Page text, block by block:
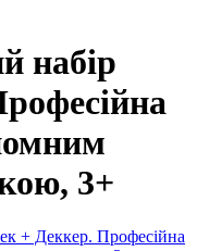
набір
3+